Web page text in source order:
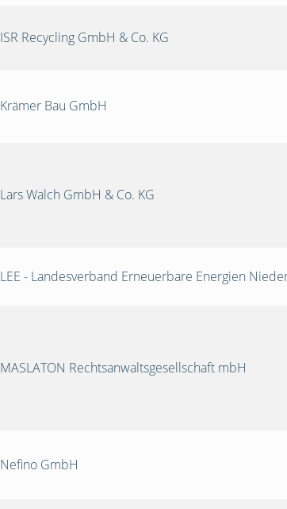
ISR Recycling GmbH & Co. KG
Krämer Bau GmbH
Lars Walch GmbH & Co. KG
LEE - Landesverband Erneuerbare Energien
MASLATON Rechtsanwaltsgesellschaft mbH
Nefino GmbH